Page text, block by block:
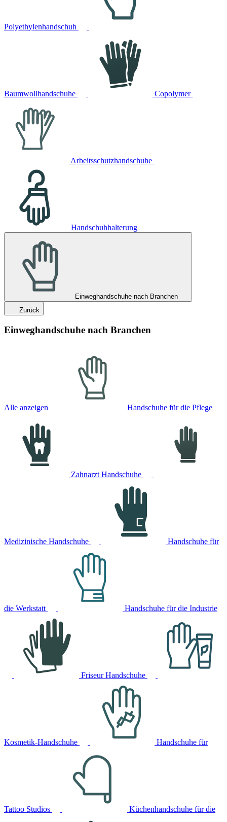
Polyethylenhandschuh
Baumwollhandschuhe Copolymer
Arbeitsschutzhandschuhe
Handschuhhalterung
Einweghandschuhe nach Branchen
Zurück
Einweghandschuhe nach Branchen
Alle anzeigen Handschuhe für die Pflege
Zahnarzt Handschuhe
Medizinische Handschuhe Handschuhe für
die Werkstatt Handschuhe für die Industrie
Friseur Handschuhe
Kosmetik-Handschuhe Handschuhe für
Tattoo Studios Küchenhandschuhe für die